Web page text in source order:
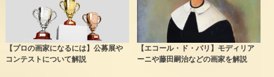
【プロの画家になるには】公募展や
コンテストについて解説
【エコール・ド・パリ】モディリア
ーニや藤田嗣治などの画家を解説